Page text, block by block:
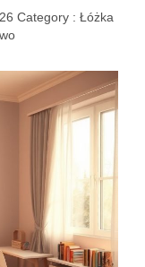
Category : Łóżka